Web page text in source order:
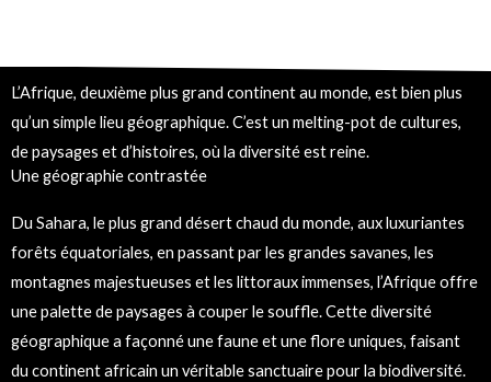
L’Afrique, deuxième plus grand continent au monde, est bien plus
qu’un simple lieu géographique. C’est un melting-pot de cultures,
de paysages et d’histoires, où la diversité est reine.
Une géographie contrastée
Du Sahara, le plus grand désert chaud du monde, aux luxuriantes
forêts équatoriales, en passant par les grandes savanes, les
montagnes majestueuses et les littoraux immenses, l’Afrique offre
une palette de paysages à couper le souffle. Cette diversité
géographique a façonné une faune et une flore uniques, faisant
du continent africain un véritable sanctuaire pour la biodiversité.